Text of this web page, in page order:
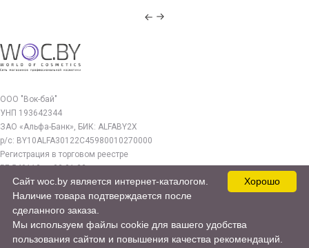
ООО "Вок-бай"
УНП 193642344
ЗАО «Альфа-Банк», БИК: ALFABY2X
р/с: BY10ALFA30122C45980010270000
Регистрация в торговом реестре
РБ 549112 от 03.01.23г.
Юр. адрес:
220140, г. Минск, ул. Бурдейного 22, оф.212
woc.by@yandex.by
Хорошо
Сайт woc.by является интернет-каталогом.
Наличие товара подтверждается после
сделанного заказа.
Мы используем файлы cookie для вашего удобства
пользования сайтом и повышения качества рекомендаций.